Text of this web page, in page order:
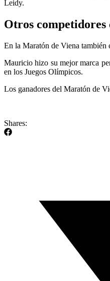
Leidy.
Otros competidores
En la Maratón de Viena también
Mauricio hizo su mejor marca
en los Juegos Olímpicos.
Los ganadores del Maratón de
Shares: